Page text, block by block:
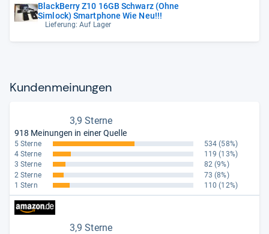
BlackBerry Z10 16GB Schwarz (Ohne
Simlock) Smartphone Wie Neu!!!
Lieferung: Auf Lager
Kun­den­mei­nun­gen
3,9 Sterne
918 Meinungen in einer Quelle
5 Sterne 534 (58%)
4 Sterne
119 (13%)
3 Sterne
82 (9%)
2 Sterne
73 (8%)
1 Stern
110 (12%)
3,9 Sterne